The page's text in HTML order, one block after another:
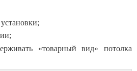
«товарный вид» потолка